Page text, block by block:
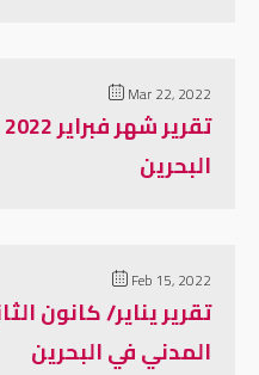
Mar 22, 2022
البحرين
Feb 15, 2022
المدني في البحرين